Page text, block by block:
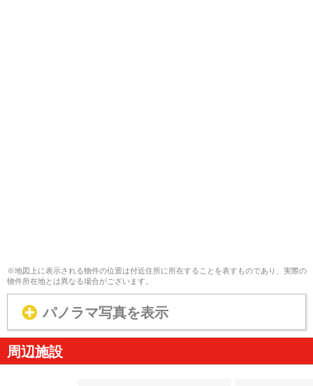
※地図上に表示される物件の位置は付近住所に所在することを表すものであり、実際の
物件所在地とは異なる場合がございます。
パノラマ写真を表示
周辺施設